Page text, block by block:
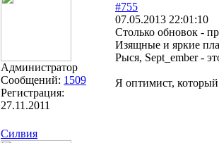
Администратор
Сообщений: 1509
Регистрация:
27.11.2011
#755
07.05.2013 22:01:10
Столько обновок -
Изящные и яркие
Рыся, Sept_ember -
Я оптимист, который
Силвия